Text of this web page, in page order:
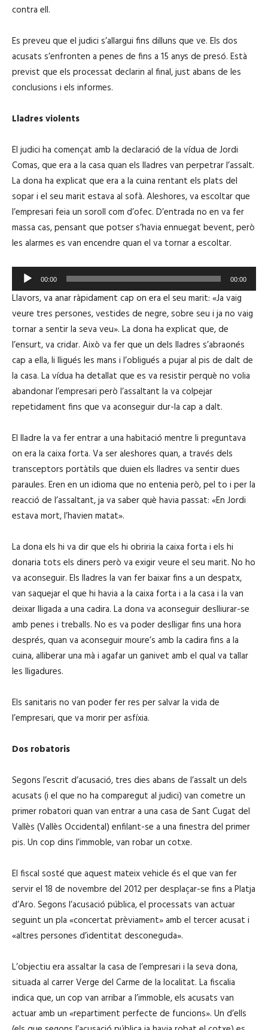
d
o
contra ell.
Es preveu que el judici s’allargui fins dilluns que ve. Els dos
acusats s’enfronten a penes de fins a 15 anys de presó. Està
previst que els processat declarin al final, just abans de les
conclusions i els informes.
Lladres violents
El judici ha començat amb la declaració de la vídua de Jordi
Comas, que era a la casa quan els lladres van perpetrar l’assalt.
La dona ha explicat que era a la cuina rentant els plats del
sopar i el seu marit estava al sofà. Aleshores, va escoltar que
l’empresari feia un soroll com d’ofec. D’entrada no en va fer
massa cas, pensant que potser s’havia ennuegat bevent, però
les alarmes es van encendre quan el va tornar a escoltar.
e
p
r
o
d
u
c
t
o
d
'
à
u
d
i
00:00 00:00
Llavors, va anar ràpidament cap on era el seu marit: «Ja vaig
veure tres persones, vestides de negre, sobre seu i ja no vaig
tornar a sentir la seva veu». La dona ha explicat que, de
l’ensurt, va cridar. Això va fer que un dels lladres s’abraonés
cap a ella, li lligués les mans i l’obligués a pujar al pis de dalt de
la casa. La vídua ha detallat que es va resistir perquè no volia
abandonar l’empresari però l’assaltant la va colpejar
repetidament fins que va aconseguir dur-la cap a dalt.
El lladre la va fer entrar a una habitació mentre li preguntava
on era la caixa forta. Va ser aleshores quan, a través dels
transceptors portàtils que duien els lladres va sentir dues
paraules. Eren en un idioma que no entenia però, pel to i per la
reacció de l’assaltant, ja va saber què havia passat: «En Jordi
estava mort, l’havien matat».
La dona els hi va dir que els hi obriria la caixa forta i els hi
donaria tots els diners però va exigir veure el seu marit. No ho
va aconseguir. Els lladres la van fer baixar fins a un despatx,
van saquejar el que hi havia a la caixa forta i a la casa i la van
deixar lligada a una cadira. La dona va aconseguir deslliurar-se
amb penes i treballs. No es va poder deslligar fins una hora
després, quan va aconseguir moure’s amb la cadira fins a la
cuina, alliberar una mà i agafar un ganivet amb el qual va tallar
les lligadures.
Els sanitaris no van poder fer res per salvar la vida de
l’empresari, que va morir per asfíxia.
Dos robatoris
Segons l’escrit d’acusació, tres dies abans de l’assalt un dels
acusats (i el que no ha comparegut al judici) van cometre un
primer robatori quan van entrar a una casa de Sant Cugat del
Vallès (Vallès Occidental) enfilant-se a una finestra del primer
pis. Un cop dins l’immoble, van robar un cotxe.
El fiscal sosté que aquest mateix vehicle és el que van fer
servir el 18 de novembre del 2012 per desplaçar-se fins a Platja
d’Aro. Segons l’acusació pública, el processats van actuar
seguint un pla «concertat prèviament» amb el tercer acusat i
«altres persones d’identitat desconeguda».
L’objectiu era assaltar la casa de l’empresari i la seva dona,
situada al carrer Verge del Carme de la localitat. La fiscalia
indica que, un cop van arribar a l’immoble, els acusats van
actuar amb un «repartiment perfecte de funcions». Un d’ells